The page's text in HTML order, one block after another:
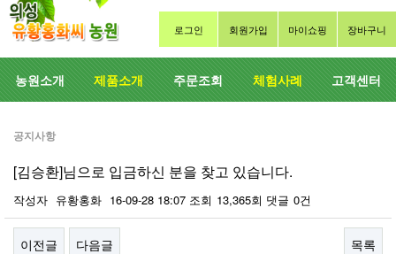
로그인 회원가입 마이쇼핑 장바구니
농원소개 제품소개 주문조회 체험사례 고객센터
공지사항
[김승환]님으로 입금하신 분을 찾고 있습니다.
작성자 유황홍화 16-09-28 18:07 조회 13,365회 댓글 0건
이전글 다음글 목록